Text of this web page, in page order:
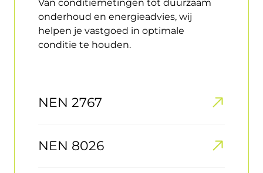
Van conditiemetingen tot duurzaam
onderhoud en energieadvies, wij
helpen je vastgoed in optimale
conditie te houden.
NEN 2767
NEN 8026